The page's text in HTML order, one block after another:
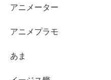
アニメーター
アニメプラモ
あま